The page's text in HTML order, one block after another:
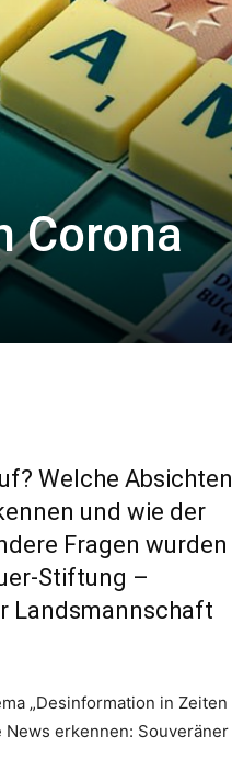
Corona
Welche Absichten
und wie der
Fragen wurden
Stiftung –
Landsmannschaft
„Desinformation in Zeiten
News erkennen: Souveräner